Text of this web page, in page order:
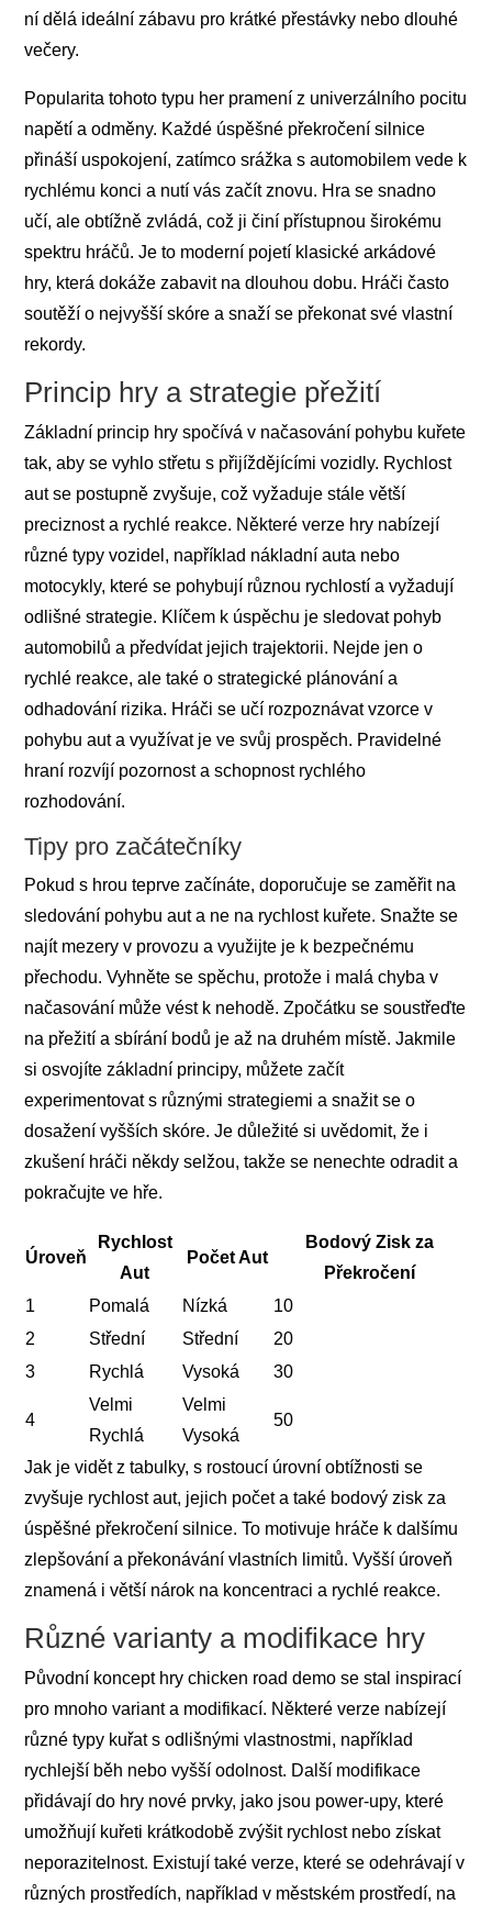
ní dělá ideální zábavu pro krátké přestávky nebo dlouhé
večery.
Popularita tohoto typu her pramení z univerzálního pocitu
napětí a odměny. Každé úspěšné překročení silnice
přináší uspokojení, zatímco srážka s automobilem vede k
rychlému konci a nutí vás začít znovu. Hra se snadno
učí, ale obtížně zvládá, což ji činí přístupnou širokému
spektru hráčů. Je to moderní pojetí klasické arkádové
hry, která dokáže zabavit na dlouhou dobu. Hráči často
soutěží o nejvyšší skóre a snaží se překonat své vlastní
rekordy.
Princip hry a strategie přežití
Základní princip hry spočívá v načasování pohybu kuřete
tak, aby se vyhlo střetu s přijíždějícími vozidly. Rychlost
aut se postupně zvyšuje, což vyžaduje stále větší
preciznost a rychlé reakce. Některé verze hry nabízejí
různé typy vozidel, například nákladní auta nebo
motocykly, které se pohybují různou rychlostí a vyžadují
odlišné strategie. Klíčem k úspěchu je sledovat pohyb
automobilů a předvídat jejich trajektorii. Nejde jen o
rychlé reakce, ale také o strategické plánování a
odhadování rizika. Hráči se učí rozpoznávat vzorce v
pohybu aut a využívat je ve svůj prospěch. Pravidelné
hraní rozvíjí pozornost a schopnost rychlého
rozhodování.
Tipy pro začátečníky
Pokud s hrou teprve začínáte, doporučuje se zaměřit na
sledování pohybu aut a ne na rychlost kuřete. Snažte se
najít mezery v provozu a využijte je k bezpečnému
přechodu. Vyhněte se spěchu, protože i malá chyba v
načasování může vést k nehodě. Zpočátku se soustřeďte
na přežití a sbírání bodů je až na druhém místě. Jakmile
si osvojíte základní principy, můžete začít
experimentovat s různými strategiemi a snažit se o
dosažení vyšších skóre. Je důležité si uvědomit, že i
zkušení hráči někdy selžou, takže se nenechte odradit a
pokračujte ve hře.
Úroveň
Rychlost
Aut
Počet Aut
Bodový Zisk za
Překročení
1
Pomalá Nízká
10
2
Střední Střední
20
3
Rychlá Vysoká 30
4
Velmi
Rychlá
Velmi
Vysoká
50
Jak je vidět z tabulky, s rostoucí úrovní obtížnosti se
zvyšuje rychlost aut, jejich počet a také bodový zisk za
úspěšné překročení silnice. To motivuje hráče k dalšímu
zlepšování a překonávání vlastních limitů. Vyšší úroveň
znamená i větší nárok na koncentraci a rychlé reakce.
Různé varianty a modifikace hry
Původní koncept hry chicken road demo se stal inspirací
pro mnoho variant a modifikací. Některé verze nabízejí
různé typy kuřat s odlišnými vlastnostmi, například
rychlejší běh nebo vyšší odolnost. Další modifikace
přidávají do hry nové prvky, jako jsou power-upy, které
umožňují kuřeti krátkodobě zvýšit rychlost nebo získat
neporazitelnost. Existují také verze, které se odehrávají v
různých prostředích, například v městském prostředí, na